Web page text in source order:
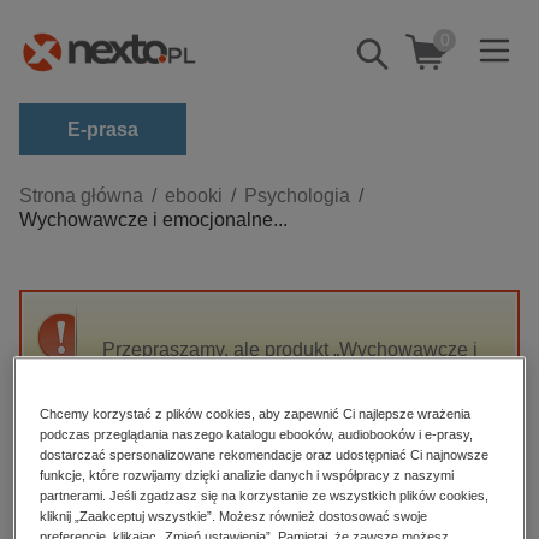
Pokaż/schowaj
wyszukiwarkę
0
E-prasa
Kategorie
Zobacz wszystkie E-prasa
budownictwo, aranżacja wnętrz
darmowe wydania
edukacja
hobby, sport, rozrywka
komputery, internet, technologie, informatyka
Strona główna ebooki
Psychologia
Wychowawcze i emocjonalne...
Przepraszamy, ale produkt „Wychowawcze i
dostępny.
High-contrast mode
Chcemy korzystać z plików cookies, aby zapewnić Ci najlepsze wrażenia
podczas przeglądania naszego katalogu ebooków, audiobooków i e-prasy,
dostarczać spersonalizowane rekomendacje oraz udostępniać Ci najnowsze
funkcje, które rozwijamy dzięki analizie danych i współpracy z naszymi
partnerami. Jeśli zgadzasz się na korzystanie ze wszystkich plików cookies,
kliknij „Zaakceptuj wszystkie”. Możesz również dostosować swoje